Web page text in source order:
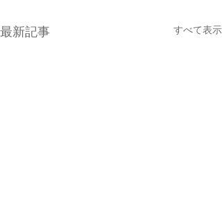
最新記事 すべて表示